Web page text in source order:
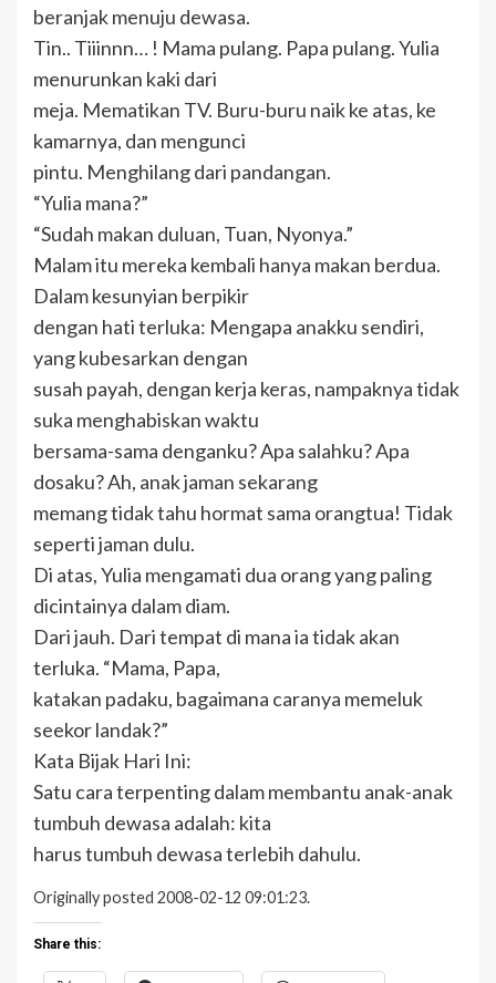
beranjak menuju dewasa.
Tin.. Tiiinnn… ! Mama pulang. Papa pulang. Yulia
menurunkan kaki dari
meja. Mematikan TV. Buru-buru naik ke atas, ke
kamarnya, dan mengunci
pintu. Menghilang dari pandangan.
“Yulia mana?”
“Sudah makan duluan, Tuan, Nyonya.”
Malam itu mereka kembali hanya makan berdua.
Dalam kesunyian berpikir
dengan hati terluka: Mengapa anakku sendiri,
yang kubesarkan dengan
susah payah, dengan kerja keras, nampaknya tidak
suka menghabiskan waktu
bersama-sama denganku? Apa salahku? Apa
dosaku? Ah, anak jaman sekarang
memang tidak tahu hormat sama orangtua! Tidak
seperti jaman dulu.
Di atas, Yulia mengamati dua orang yang paling
dicintainya dalam diam.
Dari jauh. Dari tempat di mana ia tidak akan
terluka. “Mama, Papa,
katakan padaku, bagaimana caranya memeluk
seekor landak?”
Kata Bijak Hari Ini:
Satu cara terpenting dalam membantu anak-anak
tumbuh dewasa adalah: kita
harus tumbuh dewasa terlebih dahulu.
Originally posted 2008-02-12 09:01:23.
Share this: